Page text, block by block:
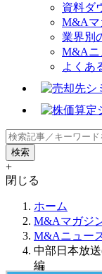
資料ダ
M&Aマ
業界別
M&Aニ
よくあ
+
閉じる
ホーム
M&Aマガジ
M&Aニュー
中部日本放
編